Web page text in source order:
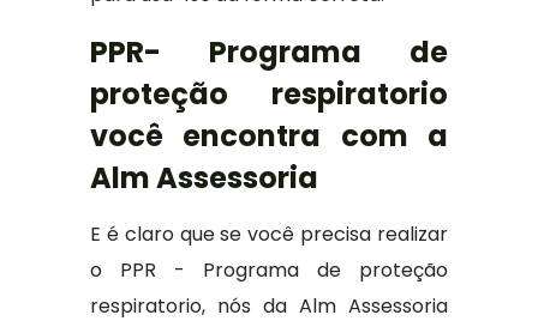
PPR- Programa de
proteção respiratorio
você encontra com a
Alm Assessoria
E é claro que se você precisa realizar
o PPR - Programa de proteção
respiratorio, nós da Alm Assessoria